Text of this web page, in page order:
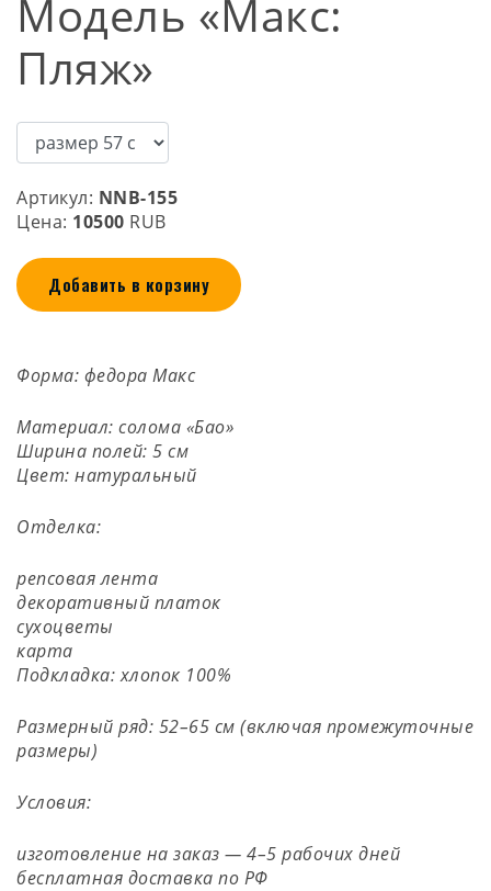
Модель «Макс:
Пляж»
Артикул: NNB-155
Цена: 10500 RUB
Добавить в корзину
Форма: федора Макс
Материал: солома «Бао»
Ширина полей: 5 см
Цвет: натуральный
Отделка:
репсовая лента
декоративный платок
сухоцветы
карта
Подкладка: хлопок 100%
Размерный ряд: 52–65 см (включая промежуточные
размеры)
Условия:
изготовление на заказ — 4–5 рабочих дней
бесплатная доставка по РФ